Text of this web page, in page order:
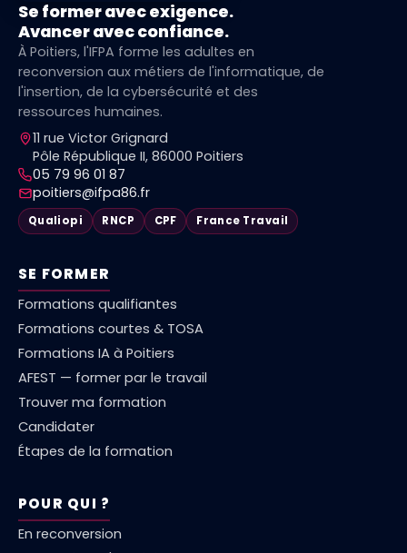
Se former avec exigence.
Avancer avec confiance.
À Poitiers, l'IFPA forme les adultes en
reconversion aux métiers de l'informatique, de
l'insertion, de la cybersécurité et des
ressources humaines.
11 rue Victor Grignard
Pôle République II, 86000 Poitiers
05 79 96 01 87
poitiers@ifpa86.fr
Qualiopi RNCP CPF France Travail
SE FORMER
Formations qualifiantes
Formations courtes & TOSA
Formations IA à Poitiers
AFEST — former par le travail
Trouver ma formation
Candidater
Étapes de la formation
POUR QUI ?
En reconversion